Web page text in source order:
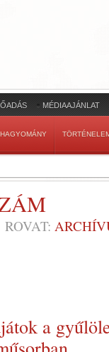
MÉDIAAJÁNLAT
HAGYOMÁNY
ROVAT:
a